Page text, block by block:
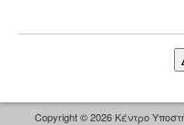
Copyright © 2026 Κέντρο